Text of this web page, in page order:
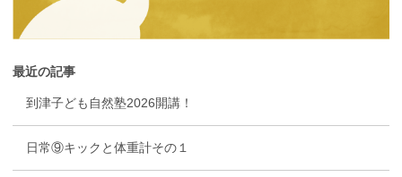
最近の記事
到津子ども自然塾2026開講！
日常⑨キックと体重計その１